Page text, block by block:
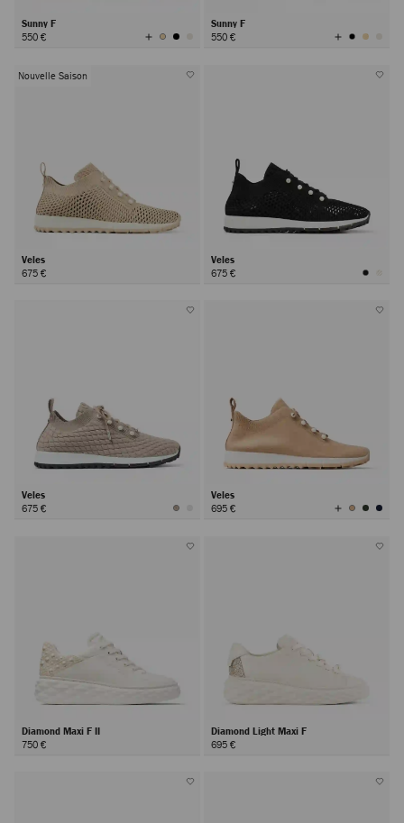
Sunny F
550 €
Afficher
toutes
Sunny F
550 €
Afficher
toutes
Nouvelle Saison
Veles
675 €
Veles
675 €
Veles
675 €
Veles
695 €
Afficher
toutes
Diamond Maxi F II
750 €
Diamond Light Maxi F
695 €